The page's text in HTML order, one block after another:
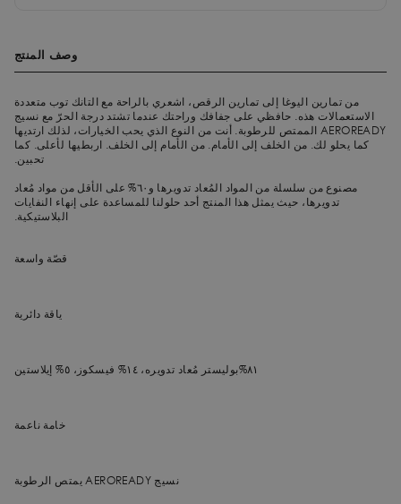
وصف المنتج
من تمارين اليوغا إلى تمارين الرقص، اشعري بالراحة مع التانك توب متعددة
الاستعمالات هذه. حافظي على جفافك وراحتك عندما تشتد درجة الحرّ مع نسيج
AEROREADY الممتص للرطوبة. أنت من النوع الذي يحب الخيارات، لذلك ارتديها
كما يحلو لك. من الخلف إلى الأمام. من الأمام إلى الخلف. اربطيها لأعلى. كما
تحبين.
مصنوع من سلسلة من المواد المُعاد تدويرها و٦٠% على الأقل من مواد مُعاد
تدويرها، حيث يمثل هذا المنتج أحد حلولنا للمساعدة على إنهاء النفايات
البلاستيكية.
قصّة واسعة
ياقة دائرية
٨١%بوليستر مُعاد تدويره، ١٤% فيسكوز، ٥% إيلاستين
خامة ناعمة
نسيج AEROREADY يمتص الرطوبة